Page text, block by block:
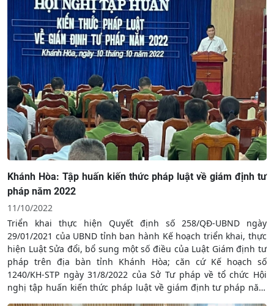
Khánh Hòa: Tập huấn kiến thức pháp luật về giám định tư
pháp năm 2022
11/10/2022
Triển khai thực hiện Quyết định số 258/QĐ-UBND ngày
29/01/2021 của UBND tỉnh ban hành Kế hoạch triển khai, thực
hiện Luật Sửa đổi, bổ sung một số điều của Luật Giám định tư
pháp trên địa bàn tỉnh Khánh Hòa; căn cứ Kế hoạch số
1240/KH-STP ngày 31/8/2022 của Sở Tư pháp về tổ chức Hội
nghị tập huấn kiến thức pháp luật về giám định tư pháp năm